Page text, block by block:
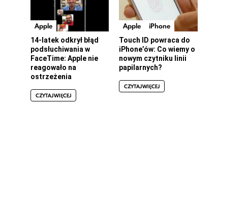
Apple
14-latek odkrył błąd
podsłuchiwania w
FaceTime: Apple nie
reagowało na
ostrzeżenia
CZYTAJ WIĘCEJ
Apple iPhone
Touch ID powraca do
iPhone’ów: Co wiemy o
nowym czytniku linii
papilarnych?
CZYTAJ WIĘCEJ